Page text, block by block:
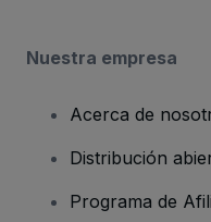
Nuestra empresa
Acerca de
Distribución
Programa de